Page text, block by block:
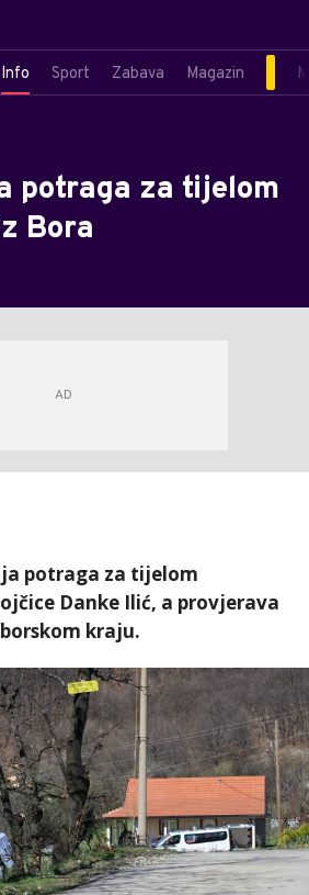
Info Sport Zabava Magazin
potraga za tijelom
Bora
potraga za tijelom
Danke Ilić, a provjerava
kraju.